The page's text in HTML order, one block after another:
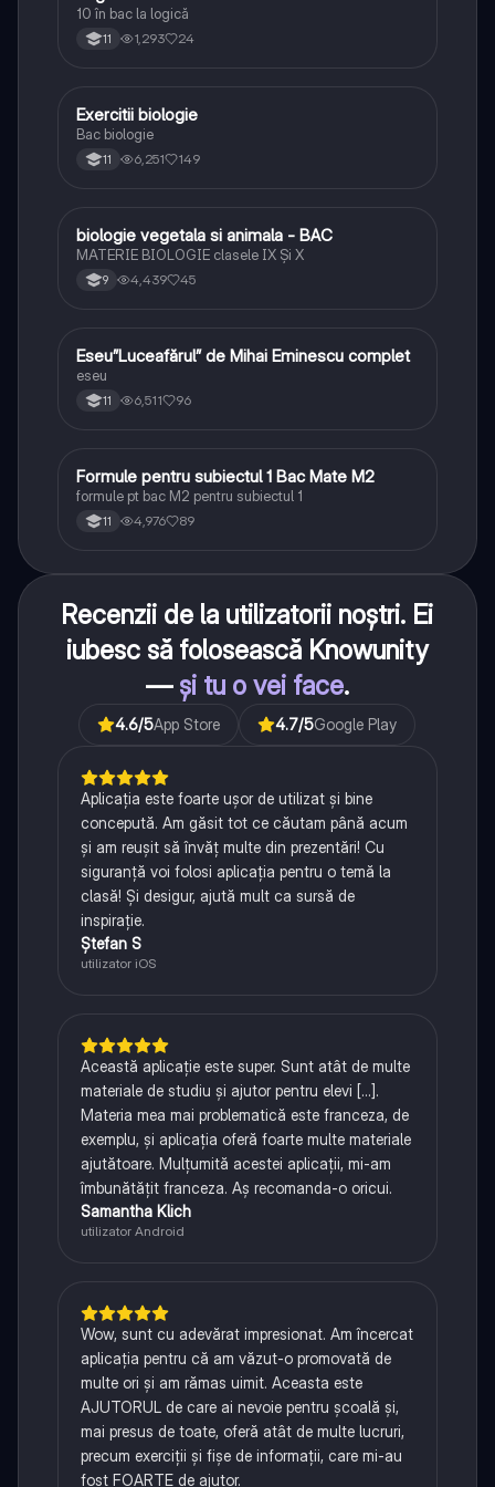
10 în bac la logică
11 1,293 24
Biologie
Exercitii biologie
Bac biologie
11 6,251 149
Biologie
biologie vegetala si animala - BAC
MATERIE BIOLOGIE clasele IX Şi X
9 4,439 45
Limba și literatura română
Eseu”Luceafărul” de Mihai Eminescu complet
eseu
11 6,511 96
Matematică
Formule pentru subiectul 1 Bac Mate M2
formule pt bac M2 pentru subiectul 1
11 4,976 89
Recenzii de la utilizatorii noștri. Ei
iubesc să folosească Knowunity
— și tu o vei face.
4.6/5App Store 4.7/5Google Play
Aplicația este foarte ușor de utilizat și bine
concepută. Am găsit tot ce căutam până acum
și am reușit să învăț multe din prezentări! Cu
siguranță voi folosi aplicația pentru o temă la
clasă! Și desigur, ajută mult ca sursă de
inspirație.
Ștefan S
utilizator iOS
Această aplicație este super. Sunt atât de multe
materiale de studiu și ajutor pentru elevi [...].
Materia mea mai problematică este franceza, de
exemplu, și aplicația oferă foarte multe materiale
ajutătoare. Mulțumită acestei aplicații, mi-am
îmbunătățit franceza. Aș recomanda-o oricui.
Samantha Klich
utilizator Android
Wow, sunt cu adevărat impresionat. Am încercat
aplicația pentru că am văzut-o promovată de
multe ori și am rămas uimit. Aceasta este
AJUTORUL de care ai nevoie pentru școală și,
mai presus de toate, oferă atât de multe lucruri,
precum exerciții și fișe de informații, care mi-au
fost FOARTE de ajutor.